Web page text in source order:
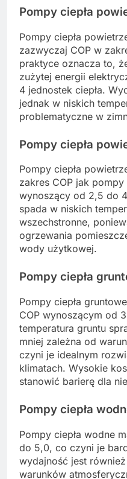
Pompy ciepła
Pompy ciepła
zazwyczaj COP w
praktyce oznacza to,
zużytej energii
4 jednostek ciepła.
jednak w niskich
problematyczne w
Pompy ciepła
Pompy ciepła
zakres COP jak
wynoszący od 2,5 do
spada w niskich
wszechstronne,
ogrzewania
wody użytkowej.
Pompy ciepła
Pompy ciepła
COP wynoszącym od
temperatura gruntu
mniej zależna od
czyni je idealnym
klimatach. Wysokie
stanowić barierę dla
Pompy ciepła
Pompy ciepła wodne
do 5,0, co czyni je
wydajność jest
warunków